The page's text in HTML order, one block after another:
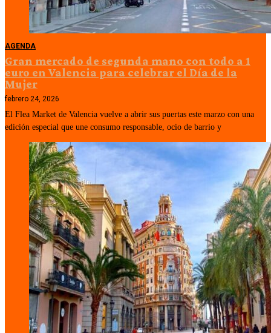
AGENDA
Gran mercado de segunda mano con todo a 1
euro en Valencia para celebrar el Día de la
Mujer
febrero 24, 2026
El Flea Market de Valencia vuelve a abrir sus puertas este marzo con una
edición especial que une consumo responsable, ocio de barrio y